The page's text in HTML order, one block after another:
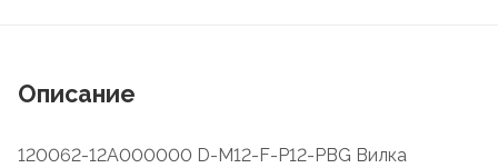
Описание
120062-12A000000 D-M12-F-P12-PBG Вилка